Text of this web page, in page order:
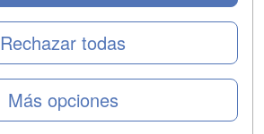
Más opciones
Rechazar todas